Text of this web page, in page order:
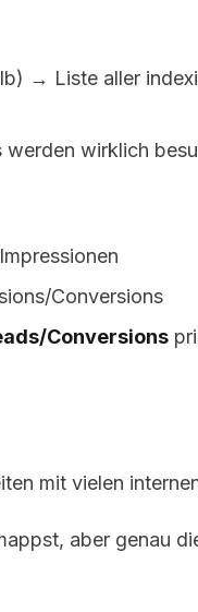
→ Liste aller
wirklich
Conversions
Conversions
mit vielen
aber genau